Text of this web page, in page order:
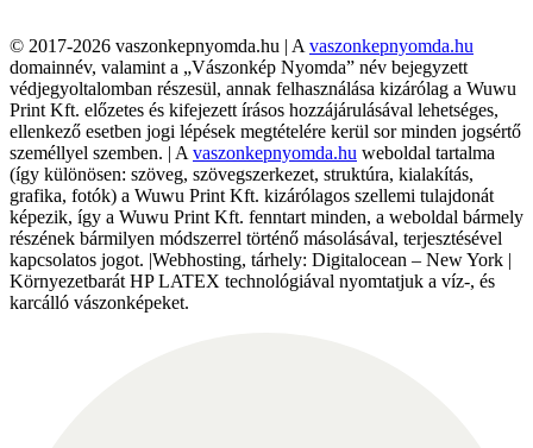
© 2017-2026 vaszonkepnyomda.hu | A vaszonkepnyomda.hu
domainnév, valamint a „Vászonkép Nyomda” név bejegyzett
védjegyoltalomban részesül, annak felhasználása kizárólag a Wuwu
Print Kft. előzetes és kifejezett írásos hozzájárulásával lehetséges,
ellenkező esetben jogi lépések megtételére kerül sor minden jogsértő
személlyel szemben. | A vaszonkepnyomda.hu weboldal tartalma
(így különösen: szöveg, szövegszerkezet, struktúra, kialakítás,
grafika, fotók) a Wuwu Print Kft. kizárólagos szellemi tulajdonát
képezik, így a Wuwu Print Kft. fenntart minden, a weboldal bármely
részének bármilyen módszerrel történő másolásával, terjesztésével
kapcsolatos jogot. |Webhosting, tárhely: Digitalocean – New York |
Környezetbarát HP LATEX technológiával nyomtatjuk a víz-, és
karcálló vászonképeket.